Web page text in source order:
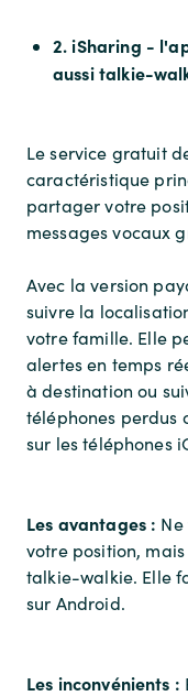
2. iSharing -
aussi talkie-
Le service gratuit
caractéristique
partager votre
messages vocaux
Avec la version
suivre la
votre famille. Elle
alertes en temps
à destination ou
téléphones perdus
sur les téléphones
Les avantages :
votre position,
talkie-walkie. Elle
sur Android.
Les inconvénients :